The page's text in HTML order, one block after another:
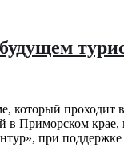
будущем
который проходит
в Приморском
при